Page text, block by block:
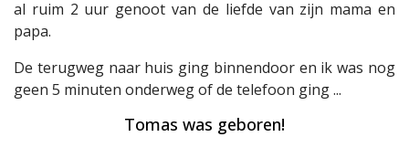
al ruim 2 uur genoot van de liefde van zijn mama en
papa.
De terugweg naar huis ging binnendoor en ik was nog
geen 5 minuten onderweg of de telefoon ging ...
Tomas was geboren!